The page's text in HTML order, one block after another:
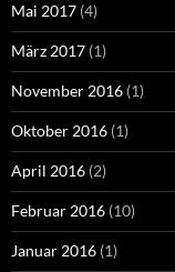
Mai 2017 (4)
März 2017 (1)
November 2016 (1)
Oktober 2016 (1)
April 2016 (2)
Februar 2016 (10)
Januar 2016 (1)